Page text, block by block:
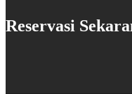
Reservasi